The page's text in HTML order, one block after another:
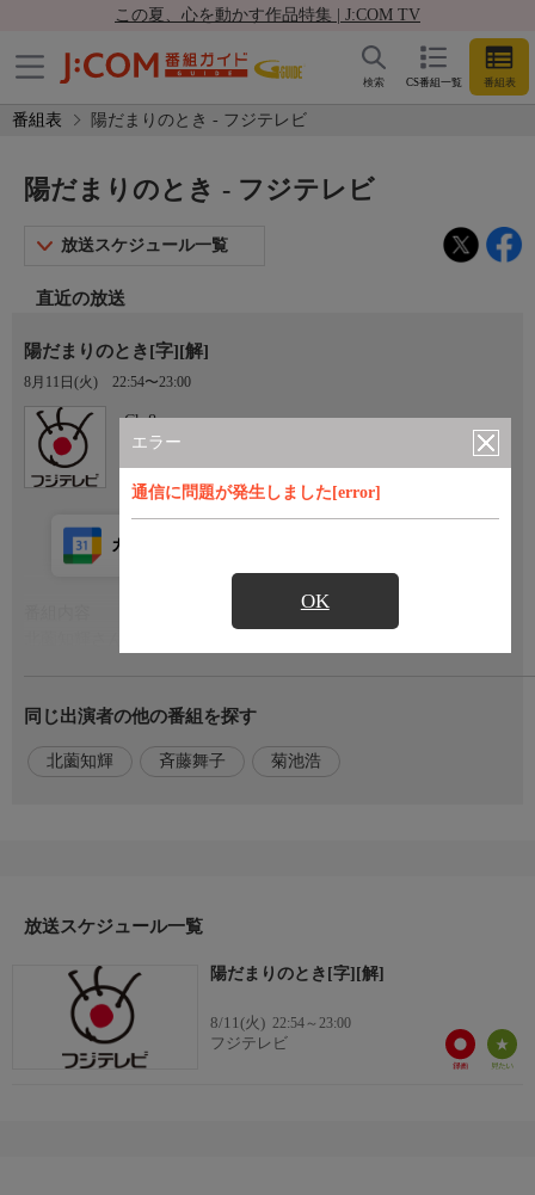
この夏、心を動かす作品特集 | J:COM TV
CS番組一覧 番組表
検索
番組表 陽だまりのとき - フジテレビ
エラー
通信に問題が発生しました[error]
OK
陽だまりのとき - フジテレビ
放送スケジュール一覧
直近の放送
陽だまりのとき[字][解]
8月11日(火) 22:54〜23:00
Ch.8
フジテレビ
カレンダー登録
話と音楽を融合して表情、背景、物語を含めて、ろう者も聴者も
誰もが楽しめる世界観を手話を通じて表現している。
【プロデューサー】
岡田憲明
【ディレクター】
菊池浩
角田佳祐
同じ出演者の他の番組を探す
北薗知輝 斉藤舞子 菊池浩
放送スケジュール一覧
陽だまりのとき[字][解]
8/11(火) 22:54～23:00
フジテレビ